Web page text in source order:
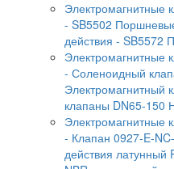
Электромагнитные
- SB5502
действия - SB5572
Электромагнитные
- Соленоидный
Электромагнитный
клапаны DN65-150
Электромагнитные
- Клапан 0927-E-
действия латунный